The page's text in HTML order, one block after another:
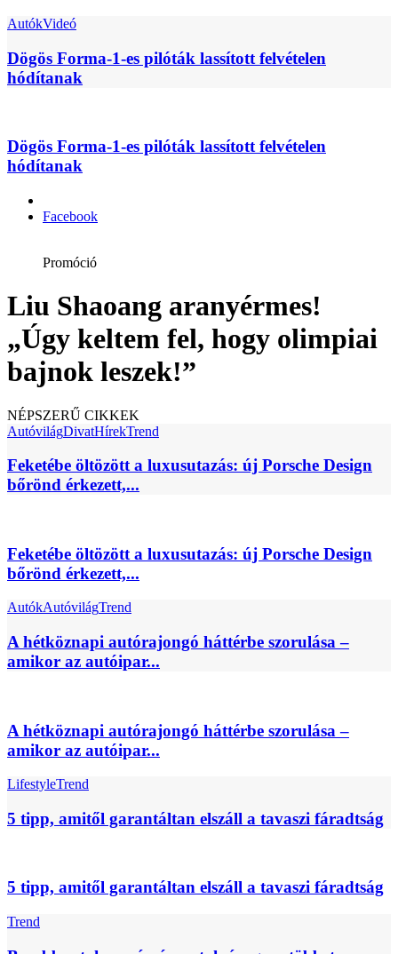
AutókVideó
Dögös Forma-1-es pilóták lassított felvételen
hódítanak
Dögös Forma-1-es pilóták lassított felvételen
hódítanak
Facebook
Promóció
Liu Shaoang aranyérmes!
„Úgy keltem fel, hogy olimpiai
bajnok leszek!”
NÉPSZERŰ CIKKEK
AutóvilágDivatHírekTrend
Feketébe öltözött a luxusutazás: új Porsche Design
bőrönd érkezett,...
Feketébe öltözött a luxusutazás: új Porsche Design
bőrönd érkezett,...
AutókAutóvilágTrend
A hétköznapi autórajongó háttérbe szorulása –
amikor az autóipar...
A hétköznapi autórajongó háttérbe szorulása –
amikor az autóipar...
LifestyleTrend
5 tipp, amitől garantáltan elszáll a tavaszi fáradtság
5 tipp, amitől garantáltan elszáll a tavaszi fáradtság
Trend